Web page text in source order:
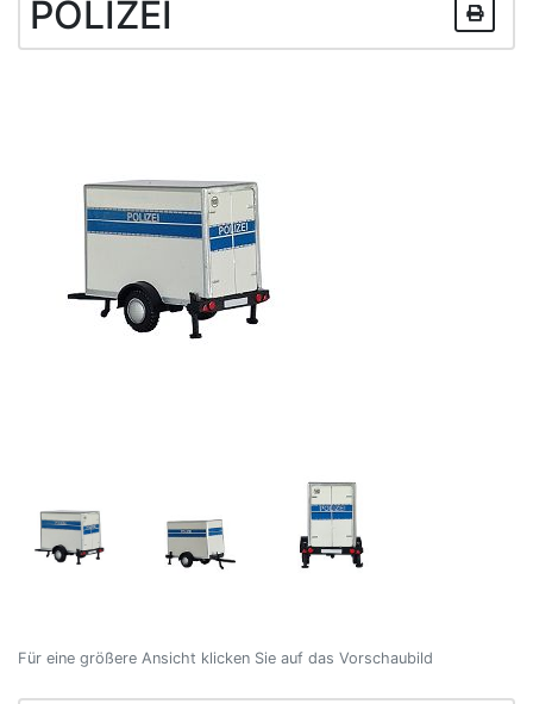
POLIZEI
Für eine größere Ansicht klicken Sie auf das Vorschaubild